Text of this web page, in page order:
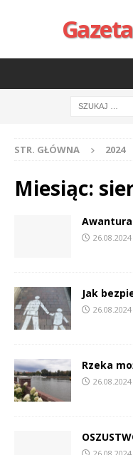
STR. GŁÓWNA 2024
Miesiąc:
Awantura
26.08.2024
Jak
26.08.2024
Rzeka
26.08.2024